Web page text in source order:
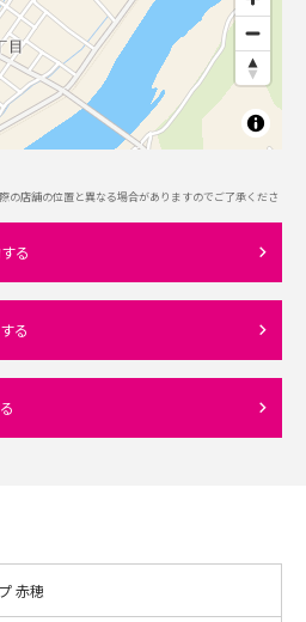
の店舗の位置と異なる場合がありますのでご了承くださ
る
る
赤穂